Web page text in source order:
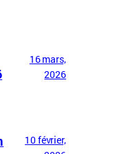
16 mars,
2026
10 février,